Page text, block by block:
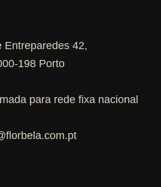
Entreparedes 42,
198 Porto
para rede fixa nacional